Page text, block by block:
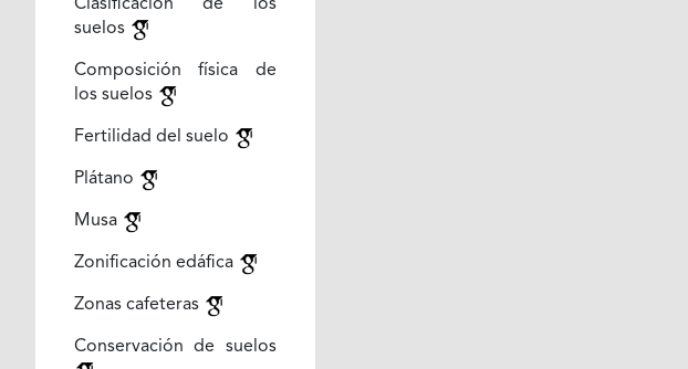
Clasificación de los
suelos
Composición física de
los suelos
Fertilidad del suelo
Plátano
Musa
Zonificación edáfica
Zonas cafeteras
Conservación de suelos